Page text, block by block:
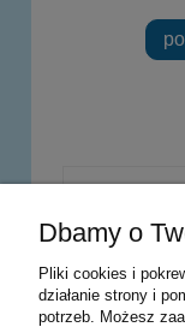
Dbamy o
Pliki cookies i
działanie strony i
potrzeb. Możesz